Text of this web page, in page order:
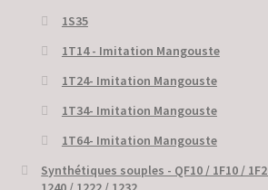
1S35
1T14 - Imitation Mangouste
1T24- Imitation Mangouste
1T34- Imitation Mangouste
1T64- Imitation Mangouste
Synthétiques souples - QF10 / 1F10 /